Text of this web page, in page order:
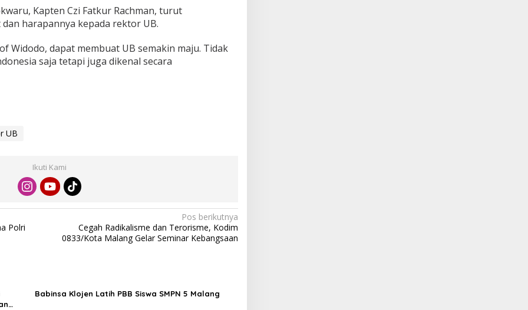
Kapten Czi Fatkur Rachman, turut
harapannya kepada rektor UB.
Widodo, dapat membuat UB semakin maju. Tidak
saja tetapi juga dikenal secara
UB
Ikuti Kami
Polri
Pos berikutnya
Cegah Radikalisme dan Terorisme, Kodim
0833/Kota Malang Gelar Seminar Kebangsaan
Babinsa Klojen Latih PBB Siswa SMPN 5 Malang